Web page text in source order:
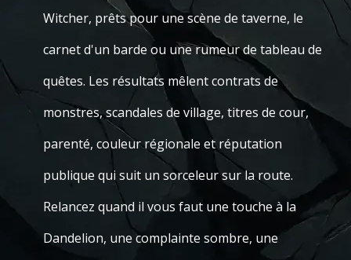
Witcher, prêts pour une scène de taverne, le
carnet d'un barde ou une rumeur de tableau de
quêtes. Les résultats mêlent contrats de
monstres, scandales de village, titres de cour,
parenté, couleur régionale et réputation
publique qui suit un sorceleur sur la route.
Relancez quand il vous faut une touche à la
Dandelion, une complainte sombre, une